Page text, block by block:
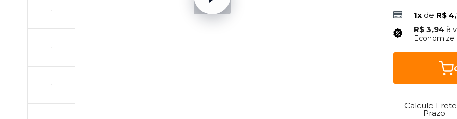
1x de R$
R$ 3,94 à
Economize
Calcule
Prazo